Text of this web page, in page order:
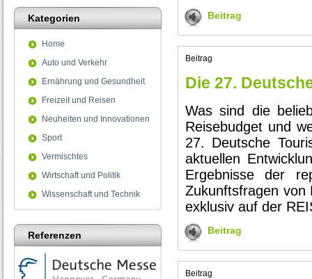
Kategorien
Home
Auto und Verkehr
Ernährung und Gesundheit
Freizeit und Reisen
Neuheiten und Innovationen
Sport
Vermischtes
Wirtschaft und Politik
Wissenschaft und Technik
Referenzen
Beitrag
Beitrag
Die 27.
Was sind die
Reisebudget und
27. Deutsche
aktuellen
Ergebnisse der
Zukunftsfragen von
exklusiv auf der
Beitrag
Beitrag